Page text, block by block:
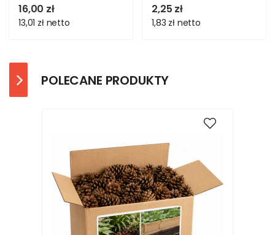
16,00 zł
13,01 zł netto
2,25 zł
1,83 zł netto
POLECANE PRODUKTY